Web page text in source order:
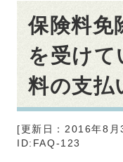
保険料免
を受けて
料の支払
[更新日： 2016年8月
ID:FAQ-123